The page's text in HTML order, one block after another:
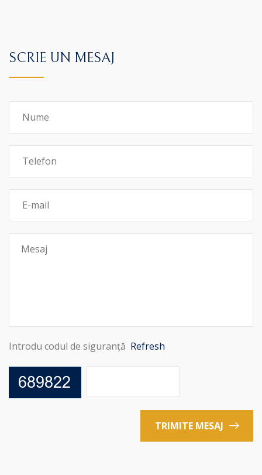
SCRIE UN MESAJ
Introdu codul de siguranță Refresh
TRIMITE MESAJ